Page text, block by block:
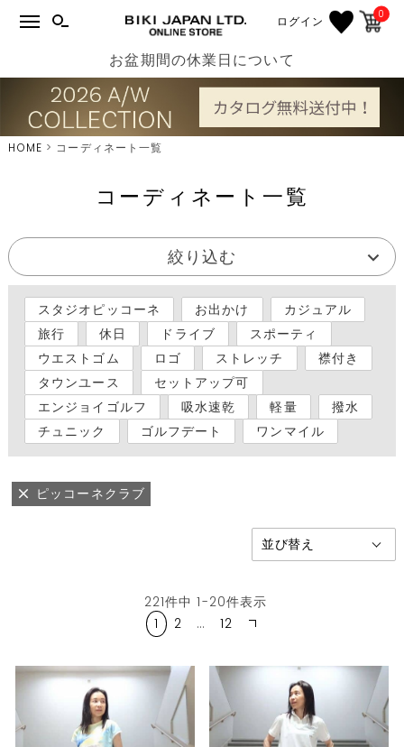
ログイン 0
お盆期間の休業日について
HOME コーディネート一覧
コーディネート一覧
絞り込む
スタジオピッコーネ お出かけ
カジュアル
旅行
休日 ドライブ
スポーティ
ウエストゴム
ロゴ ストレッチ
襟付き
タウンユース
セットアップ可
エンジョイゴルフ
吸水速乾 軽量
撥水
チュニック
ゴルフデート ワンマイル
ピッコーネクラブ
221件中 1-20件表示
1
2 … 12